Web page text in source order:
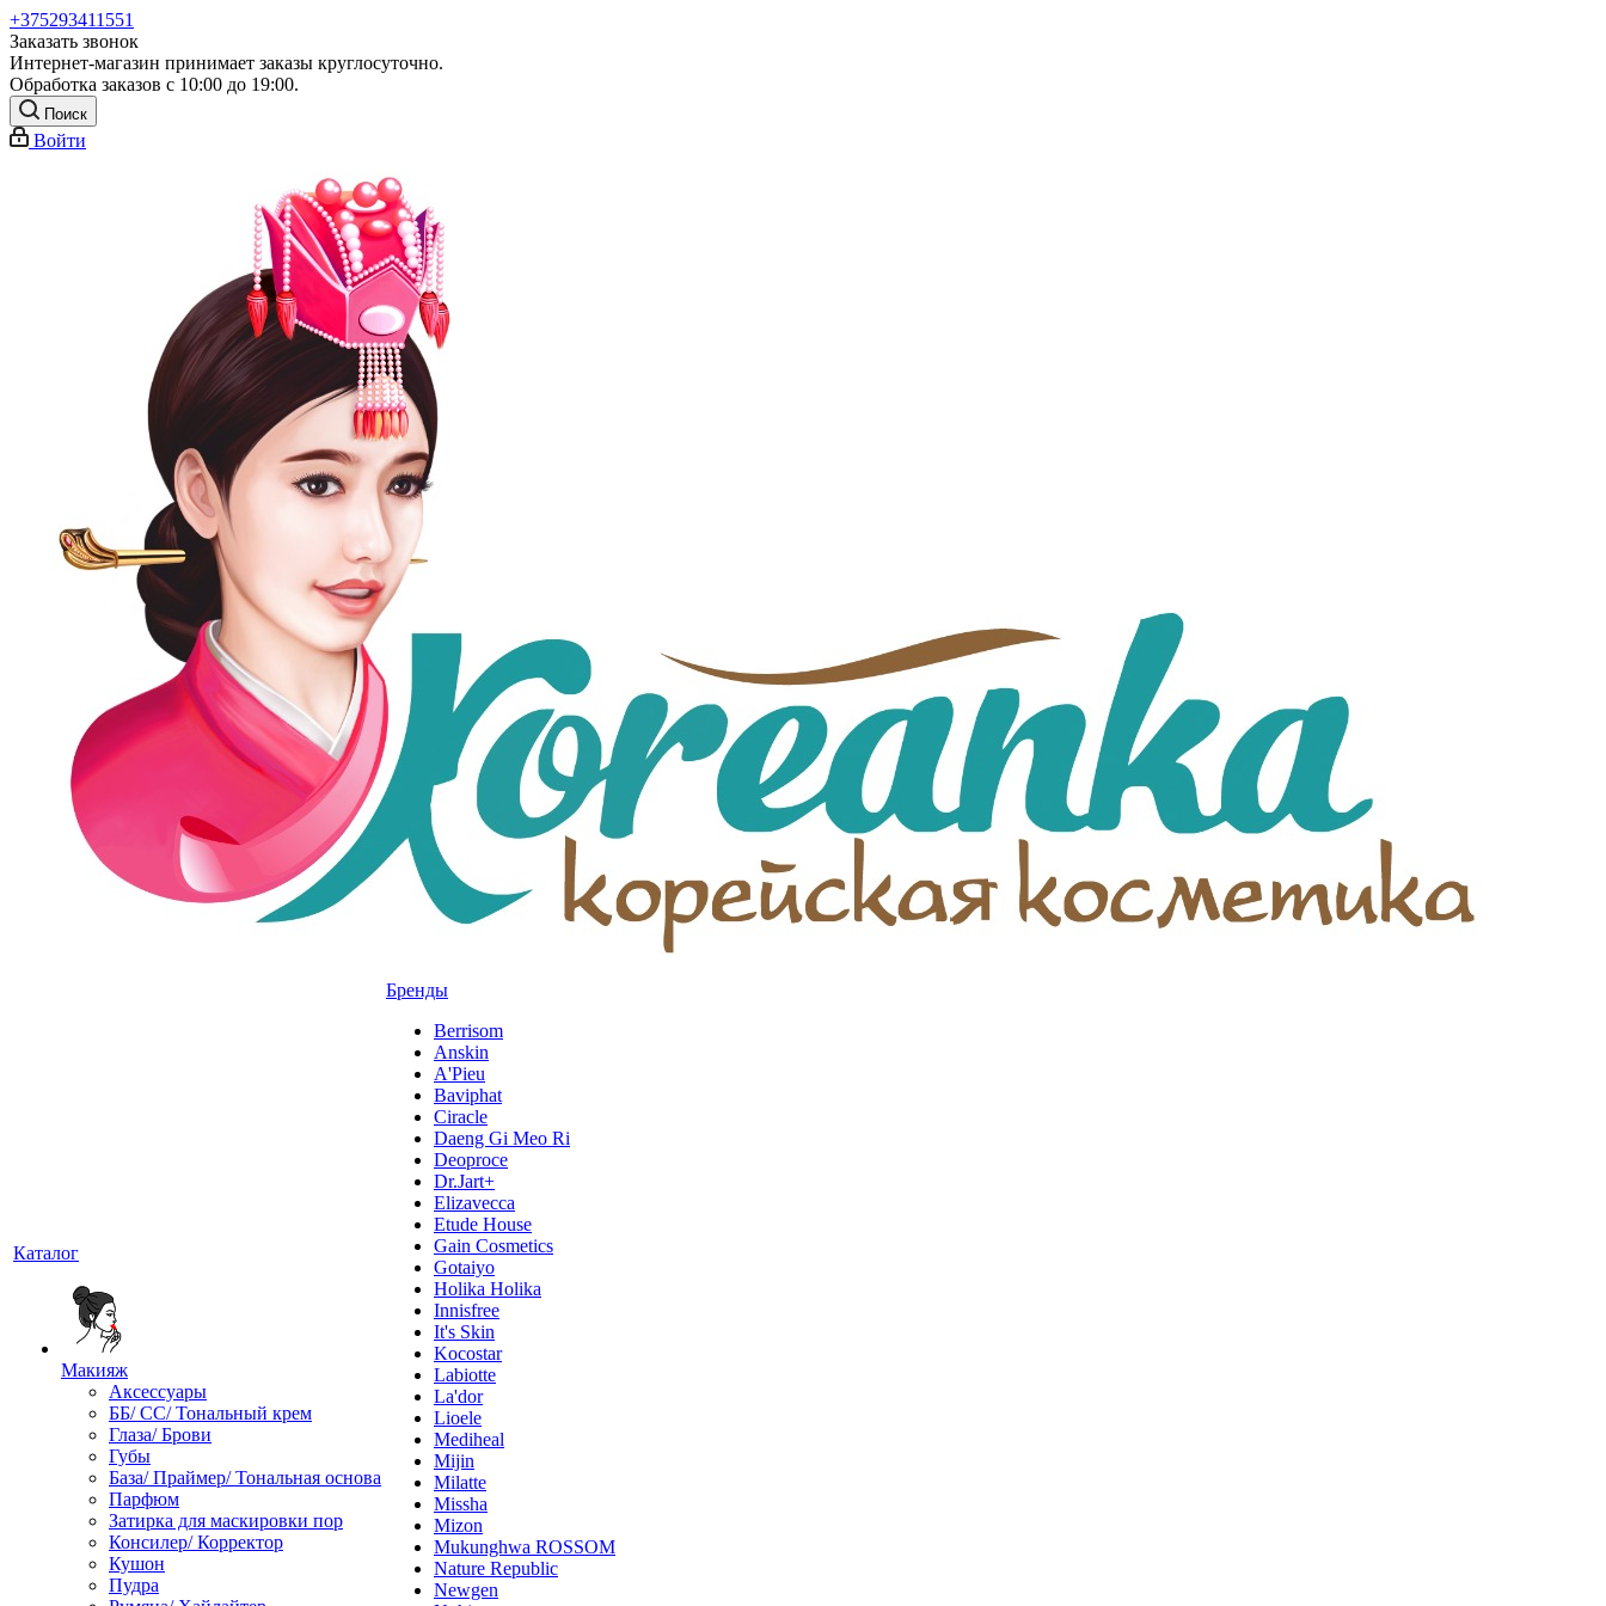
+375293411551
Заказать звонок
Интернет-магазин принимает заказы круглосуточно.
Обработка заказов с 10:00 до 19:00.
Поиск
Войти
Каталог
Макияж
Аксессуары
ББ/ СС/ Тональный крем
Глаза/ Брови
Губы
База/ Праймер/ Тональная основа
Парфюм
Затирка для маскировки пор
Консилер/ Корректор
Кушон
Пудра
Бренды
Berrisom
Anskin
A'Pieu
Baviphat
Ciracle
Daeng Gi Meo Ri
Deoproce
Dr.Jart+
Elizavecca
Etude House
Gain Cosmetics
Gotaiyo
Holika Holika
Innisfree
It's Skin
Kocostar
Labiotte
La'dor
Lioele
Mediheal
Mijin
Milatte
Missha
Mizon
Mukunghwa ROSSOM
Nature Republic
Newgen